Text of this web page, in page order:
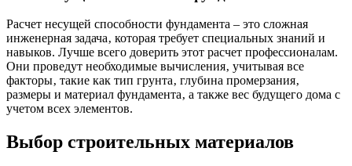
Расчет несущей способности фундамента – это сложная
инженерная задача‚ которая требует специальных знаний и
навыков. Лучше всего доверить этот расчет профессионалам.
Они проведут необходимые вычисления‚ учитывая все
факторы‚ такие как тип грунта‚ глубина промерзания‚
размеры и материал фундамента‚ а также вес будущего дома с
учетом всех элементов.
Выбор строительных материалов